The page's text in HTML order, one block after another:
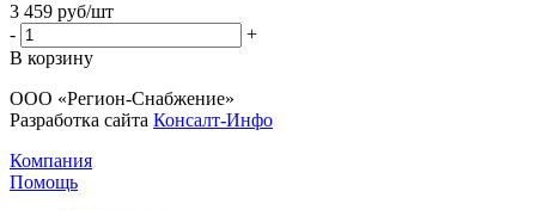
3 459 руб/шт
-
+
В корзину
ООО «Регион-Снабжение»
Разработка сайта Консалт-Инфо
Компания
Помощь